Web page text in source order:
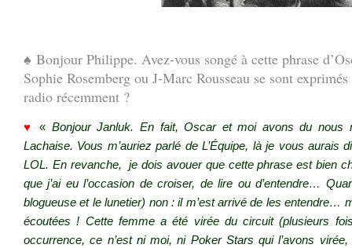
♠ Bonjour Philippe. Avez-vous songé à cette phrase
Sophie Rosemberg ou J-Marc Rousseau se sont
radio récemment ?
♥ « Bonjour Janluk. En fait, Oscar et moi avons du nous
Lachaise. Vous m’auriez parlé de L’Équipe, là je vous aurais
LOL. En revanche, je dois avouer que cette phrase est bien
que j’ai eu l’occasion de croiser, de lire ou d’entendre…
blogueuse et le lunetier) non : il m’est arrivé de les entendre…
écoutées ! Cette femme a été virée du circuit (plusieurs
occurrence, ce n’est ni moi, ni Poker Stars qui l’avons